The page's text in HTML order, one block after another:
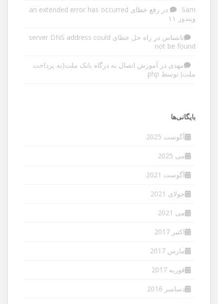
Sam در
رفع خطای an extended error has occurred
ویندوز ۱۱
ناشناس در
راه حل خطای server DNS address could
not be found
مهدی در آموزش اتصال به درگاه بانک ملت(به پرداخت
ملت) توسط php
بایگانی‌ها
آگوست 2025
می 2025
آگوست 2021
جولای 2021
می 2021
اکتبر 2017
مارس 2017
فوریه 2017
دسامبر 2016